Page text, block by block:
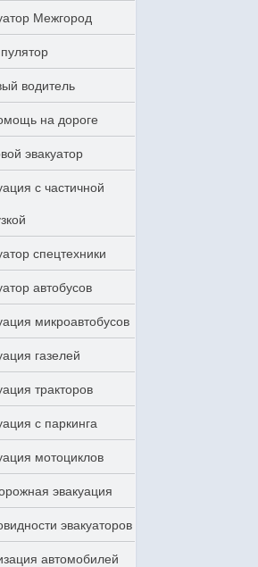
Межгород
водитель
на дороге
эвакуатор
с частичной
спецтехники
автобусов
микроавтобусов
газелей
тракторов
с паркинга
мотоциклов
эвакуация
эвакуаторов
автомобилей